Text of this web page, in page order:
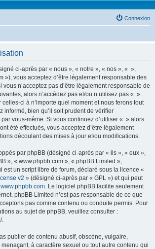
Connexion
ci-après par « nous », « notre », « nos », « »,
»), vous acceptez d’être légalement responsable des
n’acceptez pas d’être légalement responsable de
alors n’accédez pas et/ou n’utilisez pas « ».
ci à n’importe quel moment et nous ferons tout
informé, bien qu’il soit prudent de vérifier
vous-même. Si vous continuez d’utiliser « » alors
été effectués, vous acceptez d’être légalement
découlant des mises à jour et/ou modifications.
par phpBB (désigné ci-après par « ils », « eux »,
», « www.phpbb.com », « phpBB Limited »,
est un script libre de forum, déclaré sous la licence «
v2 » (désigné ci-après par « GPL ») et qui peut
www.phpbb.com. Le logiciel phpBB facilite seulement
phpBB Limited n’est pas responsable de ce que
pas comme contenu ou conduite permis. Pour
au sujet de phpBB, veuillez consulter :
.
publier de contenu abusif, obscène, vulgaire,
à caractère sexuel ou tout autre contenu qui